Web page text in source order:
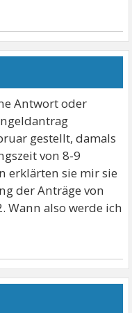
Antwort oder
gestellt, damals
von 8-9
erklärten sie mir sie
der Anträge von
Wann also werde ich